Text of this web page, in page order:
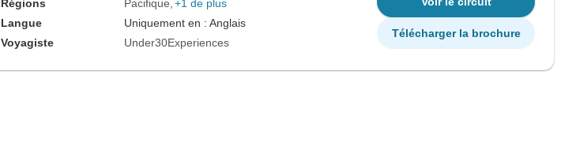
Régions
Pacifique +1 de plus
Langue
Uniquement en : Anglais
Voyagiste
Under30Experiences
Télécharger la brochure